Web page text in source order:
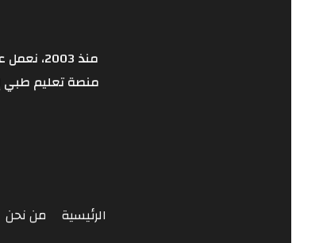
منذ
منصة تعليم طبي
الرئيسية من نحن